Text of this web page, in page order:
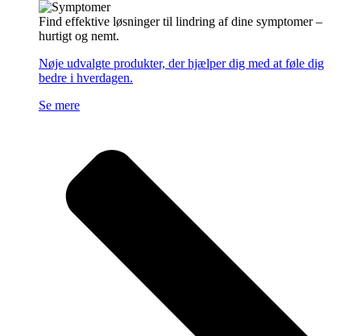
Find effektive løsninger til lindring af dine symptomer –
hurtigt og nemt.
Nøje udvalgte produkter, der hjælper dig med at føle dig
bedre i hverdagen.
Se mere